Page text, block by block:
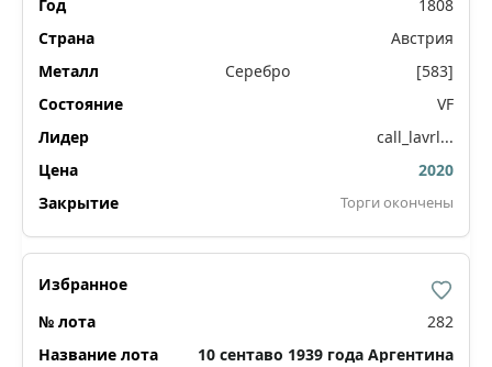
1808
Австрия
Серебро
[583]
VF
call_lavrl...
2020
Торги окончены
282
10 сентаво 1939 года Аргентина